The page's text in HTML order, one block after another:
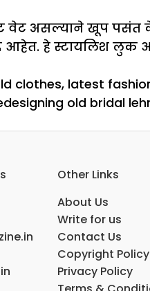
वेट असल्याने खूप
आहेत. हे स्टायलिश लुक
clothes, latest
old bridal
Other Links
About Us
Write for us
Contact Us
Copyright Policy
Privacy Policy